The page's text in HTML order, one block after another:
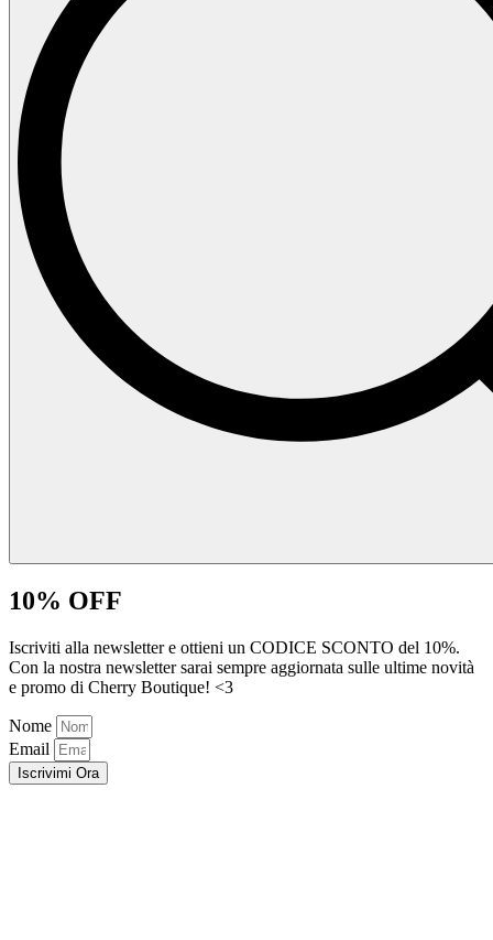
10% OFF
Iscriviti alla newsletter e ottieni un CODICE SCONTO del 10%.
Con la nostra newsletter sarai sempre aggiornata sulle ultime novità
e promo di Cherry Boutique! <3
Nome
Email
Iscrivimi Ora